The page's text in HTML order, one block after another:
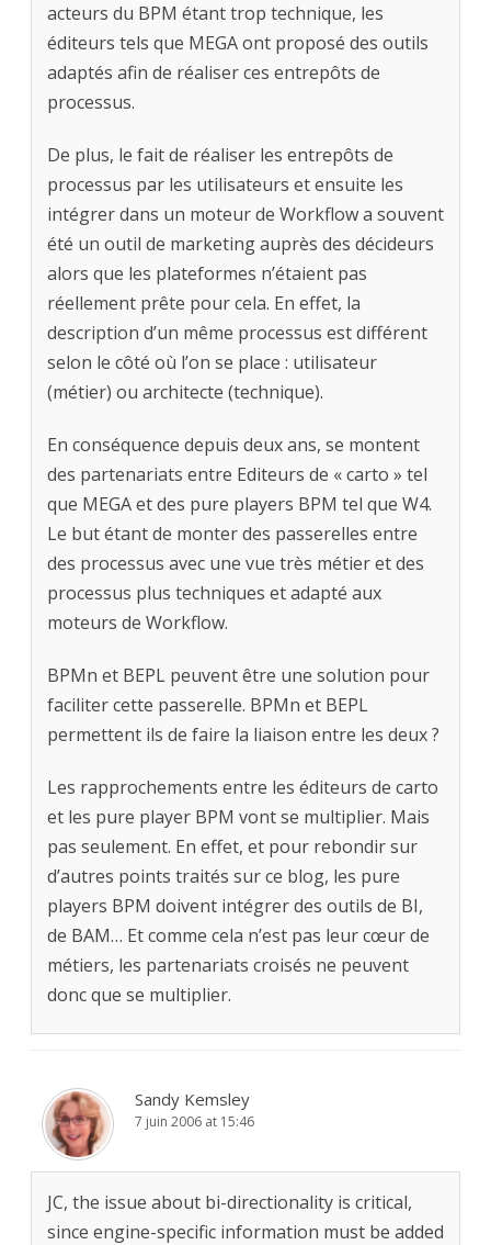
acteurs du BPM étant trop technique, les
éditeurs tels que MEGA ont proposé des outils
adaptés afin de réaliser ces entrepôts de
processus.
De plus, le fait de réaliser les entrepôts de
processus par les utilisateurs et ensuite les
intégrer dans un moteur de Workflow a souvent
été un outil de marketing auprès des décideurs
alors que les plateformes n’étaient pas
réellement prête pour cela. En effet, la
description d’un même processus est différent
selon le côté où l’on se place : utilisateur
(métier) ou architecte (technique).
En conséquence depuis deux ans, se montent
des partenariats entre Editeurs de « carto » tel
que MEGA et des pure players BPM tel que W4.
Le but étant de monter des passerelles entre
des processus avec une vue très métier et des
processus plus techniques et adapté aux
moteurs de Workflow.
BPMn et BEPL peuvent être une solution pour
faciliter cette passerelle. BPMn et BEPL
permettent ils de faire la liaison entre les deux ?
Les rapprochements entre les éditeurs de carto
et les pure player BPM vont se multiplier. Mais
pas seulement. En effet, et pour rebondir sur
d’autres points traités sur ce blog, les pure
players BPM doivent intégrer des outils de BI,
de BAM… Et comme cela n’est pas leur cœur de
métiers, les partenariats croisés ne peuvent
donc que se multiplier.
Sandy Kemsley
7 juin 2006 at 15:46
JC, the issue about bi-directionality is critical,
since engine-specific information must be added